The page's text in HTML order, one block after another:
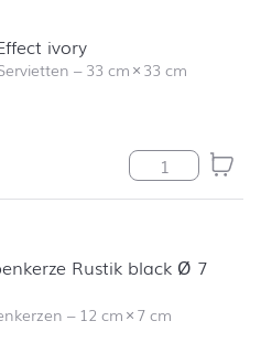
ivory
–33 cm×33 cm
Pearl Effect
Rustik black Ø 7
– 12 cm×7 cm